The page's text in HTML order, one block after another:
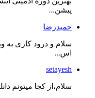
پیشن...
حمیدرضا
سلام و درود کاری به
اس...
setayesh
سلام،از کجا میتونم